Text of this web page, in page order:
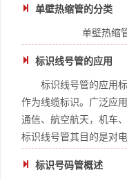
单壁热缩管的分类
单壁热缩管
标识线号管的应用
标识线号管的应用
作为线缆标识。广泛应
通信、航空航天，机车
标识线号管其目的是对
标识号码管概述